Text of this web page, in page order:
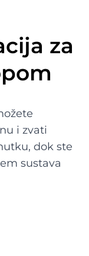
za
i zvati
dok ste
sustava